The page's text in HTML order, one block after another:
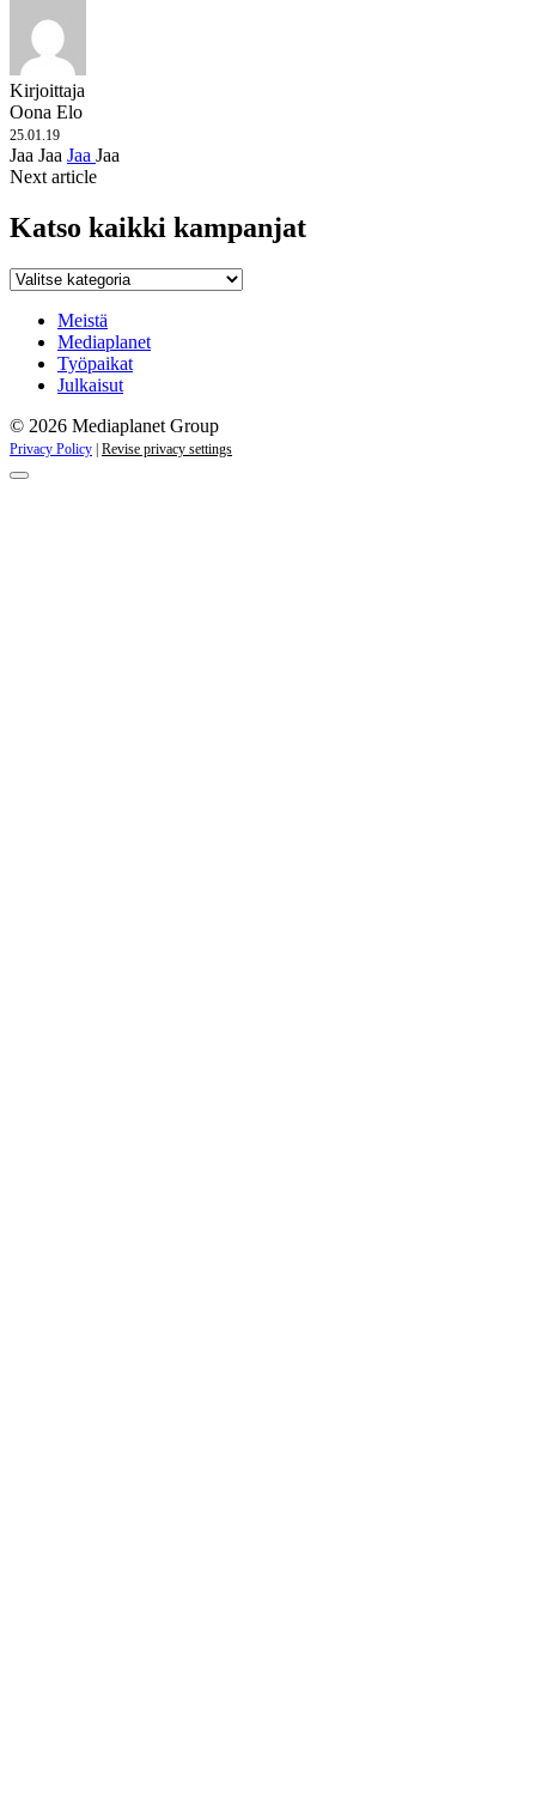
Kirjoittaja
Oona Elo
25.01.19
Jaa Jaa Jaa Jaa
Next article
Katso kaikki kampanjat
Katso
kampanjat
Meistä
Mediaplanet
Työpaikat
Julkaisut
© 2026 Mediaplanet Group
Privacy Policy | Revise privacy settings